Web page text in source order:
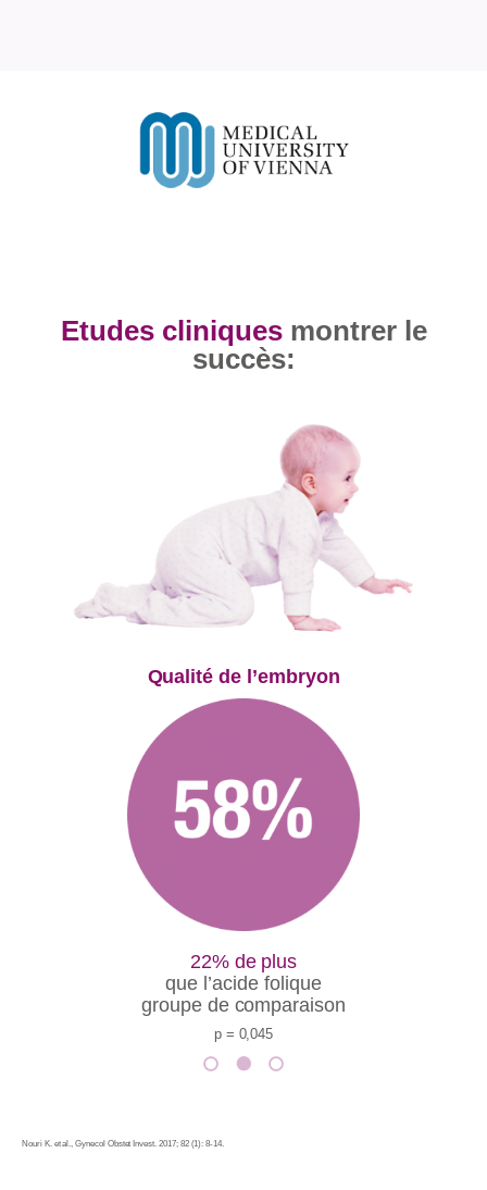
Etudes cliniquesmontrer le
succès:
Qualité de l’embryon
22% de plus
que l’acide folique
groupe de comparaison
p = 0,045
Nouri K. et al., Gynecol Obstet Invest. 2017; 82 (1): 8-14.